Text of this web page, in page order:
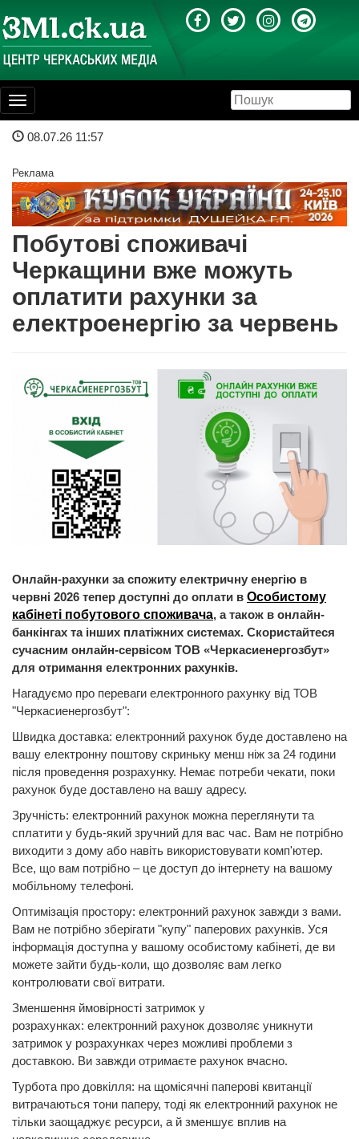
Toggle
navigation
08.07.26 11:57
Реклама
Побутові споживачі
Черкащини вже можуть
оплатити рахунки за
електроенергію за червень
Онлайн-рахунки за спожиту електричну енергію в
червні 2026 тепер доступні до оплати в Особистому
кабінеті побутового споживача, а також в онлайн-
банкінгах та інших платіжних системах. Скористайтеся
сучасним онлайн-сервісом ТОВ «Черкасиенергозбут»
для отримання електронних рахунків.
Нагадуємо про переваги електронного рахунку від ТОВ
"Черкасиенергозбут":
Швидка доставка: електронний рахунок буде доставлено на
вашу електронну поштову скриньку менш ніж за 24 години
після проведення розрахунку. Немає потреби чекати, поки
рахунок буде доставлено на вашу адресу.
Зручність: електронний рахунок можна переглянути та
сплатити у будь-який зручний для вас час. Вам не потрібно
виходити з дому або навіть використовувати комп'ютер.
Все, що вам потрібно – це доступ до інтернету на вашому
мобільному телефоні.
Оптимізація простору: електронний рахунок завжди з вами.
Вам не потрібно зберігати "купу" паперових рахунків. Уся
інформація доступна у вашому особистому кабінеті, де ви
можете зайти будь-коли, що дозволяє вам легко
контролювати свої витрати.
Зменшення ймовірності затримок у
розрахунках: електронний рахунок дозволяє уникнути
затримок у розрахунках через можливі проблеми з
доставкою. Ви завжди отримаєте рахунок вчасно.
Турбота про довкілля: на щомісячні паперові квитанції
витрачаються тони паперу, тоді як електронний рахунок не
тільки заощаджує ресурси, а й зменшує вплив на